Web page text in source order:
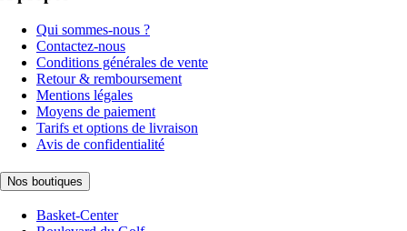
Qui sommes-nous ?
Contactez-nous
Conditions générales de vente
Retour & remboursement
Mentions légales
Moyens de paiement
Tarifs et options de livraison
Avis de confidentialité
Nos boutiques
Basket-Center